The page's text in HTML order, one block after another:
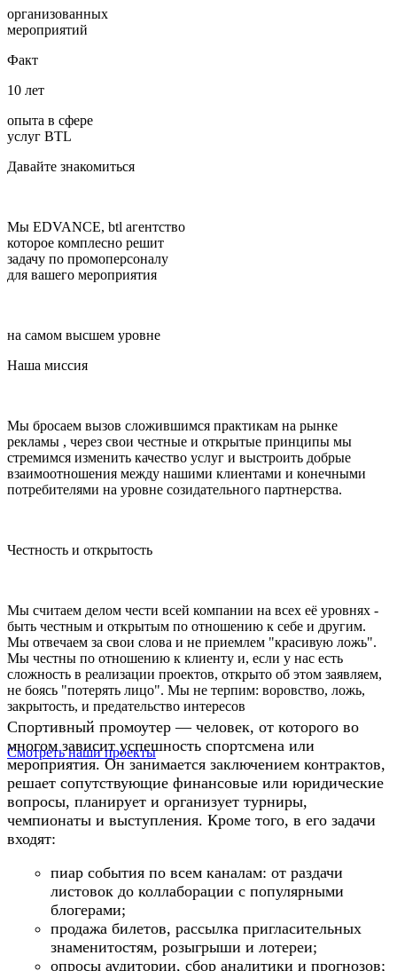
организованных
мероприятий
Факт
10 лет
опыта в сфере
услуг BTL
Давайте знакомиться
Мы EDVANCE, btl агентство
которое комплесно решит
задачу по промоперсоналу
для вашего мероприятия
на самом высшем уровне
Наша миссия
Мы бросаем вызов сложившимся практикам на рынке
рекламы , через свои честные и открытые принципы мы
стремимся изменить качество услуг и выстроить добрые
взаимоотношения между нашими клиентами и конечными
потребителями на уровне созидательного партнерства.
Честность и открытость
Мы считаем делом чести всей компании на всех её уровнях -
быть честным и открытым по отношению к себе и другим.
Мы отвечаем за свои слова и не приемлем "красивую ложь".
Мы честны по отношению к клиенту и, если у нас есть
сложность в реализации проектов, открыто об этом заявляем,
не боясь "потерять лицо". Мы не терпим: воровство, ложь,
закрытость, и предательство интересов
Смотреть наши проекты
Спортивный промоутер — человек, от которого во
многом зависит успешность спортсмена или
мероприятия. Он занимается заключением контрактов,
решает сопутствующие финансовые или юридические
вопросы, планирует и организует турниры,
чемпионаты и выступления. Кроме того, в его задачи
входят:
пиар события по всем каналам: от раздачи
листовок до коллаборации с популярными
блогерами;
продажа билетов, рассылка пригласительных
знаменитостям, розыгрыши и лотереи;
опросы аудитории, сбор аналитики и прогнозов;